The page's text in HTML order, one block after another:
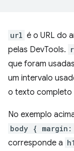
url é o URL do
pelas DevTools.
que foram
um intervalo
o texto completo
No exemplo
body {
corresponde a